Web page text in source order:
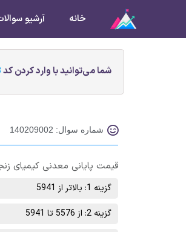
خانه آرشیو
شما می‌توانید با وارد کردن کد
شماره سوال: 140209002
قیمت پایانی معدنی كيميای زنجان گستران
گزینه 1: بالاتر از 5941
گزینه 2: از 5576 تا 5941